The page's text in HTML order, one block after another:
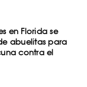
en Florida se
abuelitas para
contra el